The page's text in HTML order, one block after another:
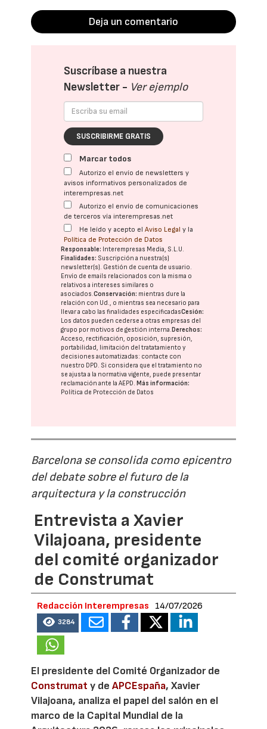
Deja un comentario
Suscríbase a nuestra
Newsletter - Ver ejemplo
SUSCRIBIRME GRATIS
Marcar todos
Autorizo el envío de newsletters y
avisos informativos personalizados de
interempresas.net
Autorizo el envío de comunicaciones
de terceros vía interempresas.net
He leído y acepto elAviso Legal y la
Política de Protección de Datos
Responsable: Interempresas Media, S.L.U.
Finalidades: Suscripción a nuestra(s)
newsletter(s). Gestión de cuenta de usuario.
Envío de emails relacionados con la misma o
relativos a intereses similares o
asociados.Conservación: mientras dure la
relación con Ud., o mientras sea necesario para
llevar a cabo las finalidades especificadasCesión:
Los datos pueden cederse a otras empresas del
grupo por motivos de gestión interna.Derechos:
Acceso, rectificación, oposición, supresión,
portabilidad, limitación del tratatamiento y
decisiones automatizadas: contacte con
nuestro DPD. Si considera que el tratamiento no
se ajusta a la normativa vigente, puede presentar
reclamación ante laAEPD.Más información:
Política de Protección de Datos
Barcelona se consolida como epicentro
del debate sobre el futuro de la
arquitectura y la construcción
Entrevista a Xavier
Vilajoana, presidente
del comité organizador
de Construmat
Redacción Interempresas 14/07/2026
3284
El presidente del Comité Organizador de
Construmaty deAPCEspaña, Xavier
Vilajoana, analiza el papel del salón en el
marco de la Capital Mundial de la